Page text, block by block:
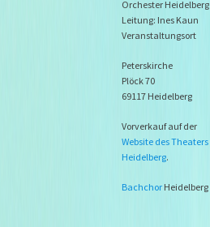
Orchester Heidelberg
Leitung: Ines Kaun
Veranstaltungsort
Peterskirche
Plöck 70
69117 Heidelberg
Vorverkauf auf der
Website des Theaters
Heidelberg.
Bachchor Heidelberg